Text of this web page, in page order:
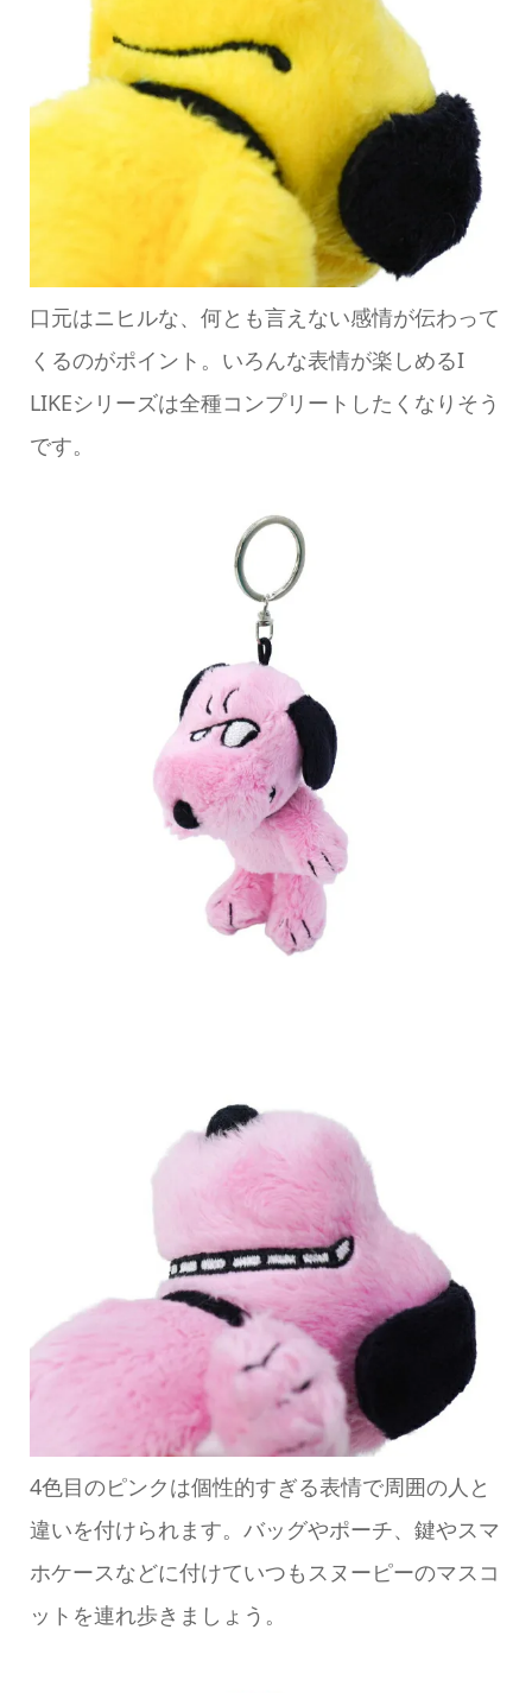
口元はニヒルな、何とも言えない感情が伝わって
くるのがポイント。いろんな表情が楽しめるI
LIKEシリーズは全種コンプリートしたくなりそう
です。
4色目のピンクは個性的すぎる表情で周囲の人と
違いを付けられます。バッグやポーチ、鍵やスマ
ホケースなどに付けていつもスヌーピーのマスコ
ットを連れ歩きましょう。